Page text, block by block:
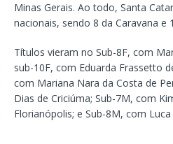
Minas Gerais. Ao todo, Santa
nacionais, sendo 8 da Caravana e
Títulos vieram no Sub-8F, com
sub-10F, com Eduarda Frassetto
com Mariana Nara da Costa de
Dias de Criciúma; Sub-7M, com
Florianópolis; e Sub-8M, com